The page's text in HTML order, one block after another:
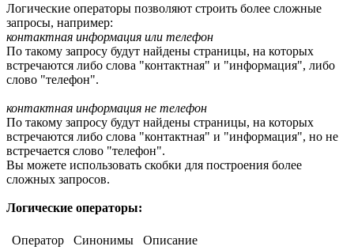
Логические операторы позволяют строить более сложные
запросы, например:
контактная информация или телефон
По такому запросу будут найдены страницы, на которых
встречаются либо слова "контактная" и "информация", либо
слово "телефон".
контактная информация не телефон
По такому запросу будут найдены страницы, на которых
встречаются либо слова "контактная" и "информация", но не
встречается слово "телефон".
Вы можете использовать скобки для построения более
сложных запросов.
Логические операторы:
Оператор Синонимы
Описание